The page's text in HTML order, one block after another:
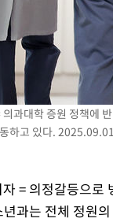
명 사망·1명 실종
도' 무더위, 열대야 계
과…쇄신의 기회로 삼
회 "실망과 걱정 안겨
최대 150㎜ 비
나스닥 1.3%↑
과대학 증원 정책에
하고 있다.
= 의정갈등으
과는 전체 정원